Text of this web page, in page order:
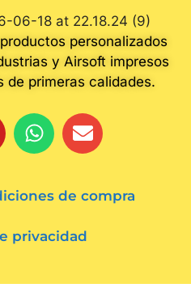
personalizados
y Airsoft impresos
de primeras calidades.
de compra
privacidad